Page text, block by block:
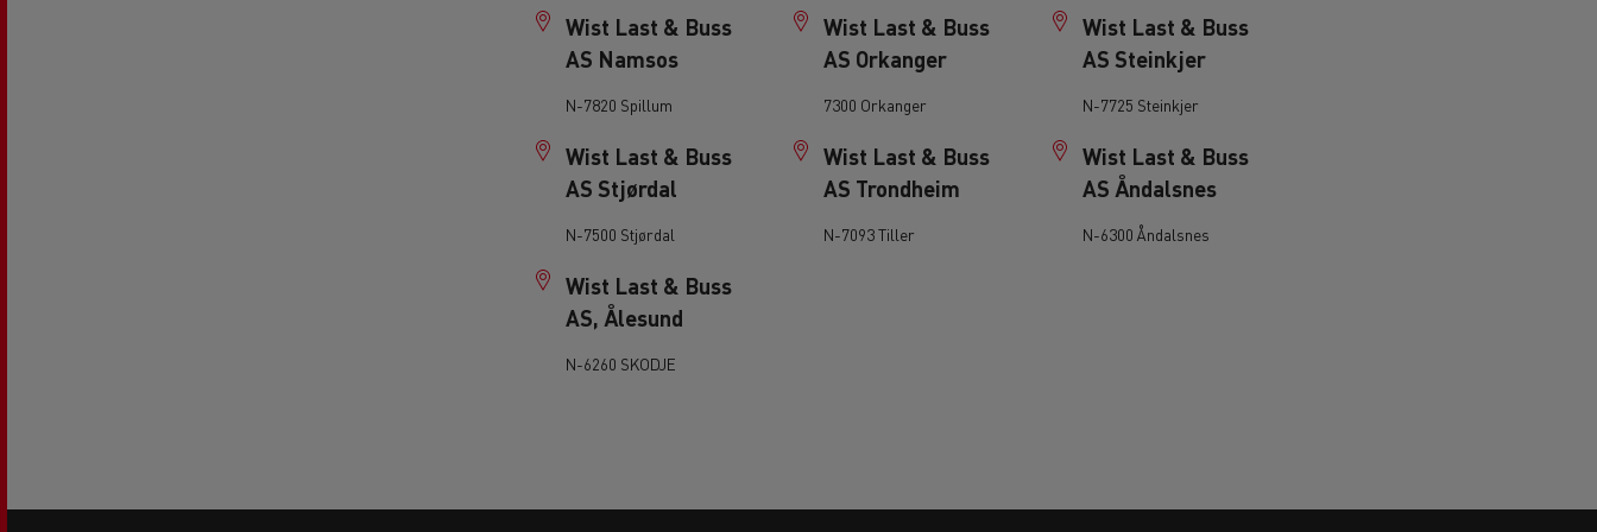
Wist Last & Buss
AS Namsos
N-7820 Spillum
Wist Last & Buss
AS Orkanger
7300 Orkanger
Wist Last & Buss
AS Steinkjer
N-7725 Steinkjer
Wist Last & Buss
AS Stjørdal
N-7500 Stjørdal
Wist Last & Buss
AS Trondheim
N-7093 Tiller
Wist Last & Buss
AS Åndalsnes
N-6300 Åndalsnes
Wist Last & Buss
AS, Ålesund
N-6260 SKODJE